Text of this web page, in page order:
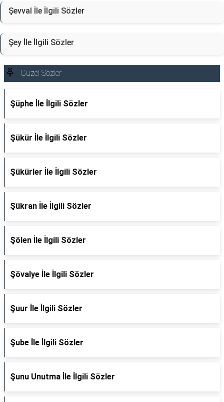
Şevval İle İlgili Sözler
Şey İle İlgili Sözler
Güzel Sözler
Şüphe İle İlgili Sözler
Şükür İle İlgili Sözler
Şükürler İle İlgili Sözler
Şükran İle İlgili Sözler
Şölen İle İlgili Sözler
Şövalye İle İlgili Sözler
Şuur İle İlgili Sözler
Şube İle İlgili Sözler
Şunu Unutma İle İlgili Sözler